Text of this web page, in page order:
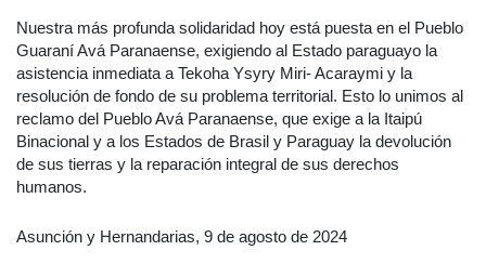
Nuestra más profunda solidaridad hoy está puesta en el Pueblo
Guaraní Avá Paranaense, exigiendo al Estado paraguayo la
asistencia inmediata a Tekoha Ysyry Miri- Acaraymi y la
resolución de fondo de su problema territorial. Esto lo unimos al
reclamo del Pueblo Avá Paranaense, que exige a la Itaipú
Binacional y a los Estados de Brasil y Paraguay la devolución
de sus tierras y la reparación integral de sus derechos
humanos.
Asunción y Hernandarias, 9 de agosto de 2024